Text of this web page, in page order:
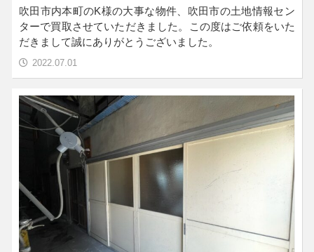
吹田市内本町のK様の大事な物件、吹田市の土地情報セン
ターで買取させていただきました。この度はご依頼をいた
だきまして誠にありがとうございました。
2022.07.01